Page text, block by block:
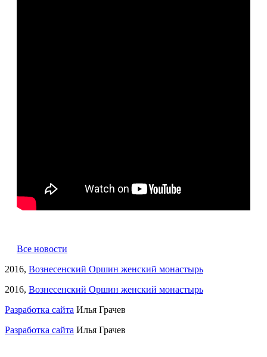
Все новости
2016, Вознесенский Оршин женский монастырь
2016, Вознесенский Оршин женский монастырь
Разработка сайта Илья Грачев
Разработка сайта Илья Грачев